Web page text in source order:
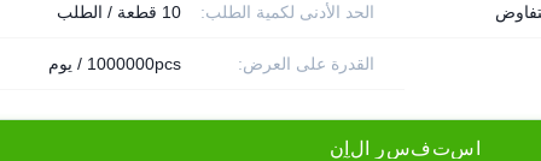
الحد الأدنى لكمية الطلب: 10 قطعة / الطلب
القدرة على العرض: 1000000pcs / يوم
ستفسر ل ن